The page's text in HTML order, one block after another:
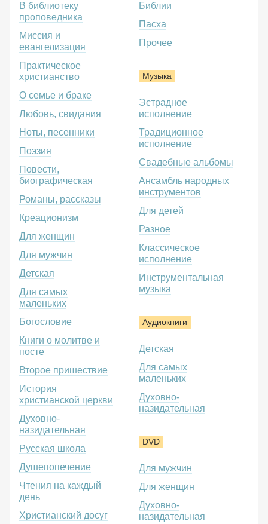
В библиотеку
проповедника
Миссия и
евангелизация
Практическое
христианство
О семье и браке
Любовь, свидания
Ноты, песенники
Поэзия
Повести,
биографическая
Романы, рассказы
Креационизм
Для женщин
Для мужчин
Детская
Для самых
маленьких
Богословие
Книги о молитве и
посте
Второе пришествие
История
христианской церкви
Духовно-
назидательная
Русская школа
Душепопечение
Чтения на каждый
день
Христианский досуг
Библии
Пасха
Прочее
Музыка
Эстрадное
исполнение
Традиционное
исполнение
Свадебные альбомы
Ансамбль народных
инструментов
Для детей
Разное
Классическое
исполнение
Инструментальная
музыка
Аудиокниги
Детская
Для самых
маленьких
Духовно-
назидательная
DVD
Для мужчин
Для женщин
Духовно-
назидательная